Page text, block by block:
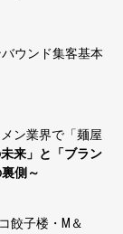
ウンド集客基本
ン業界で「麺屋
来」と「ブラン
側～
餃子楼・M＆